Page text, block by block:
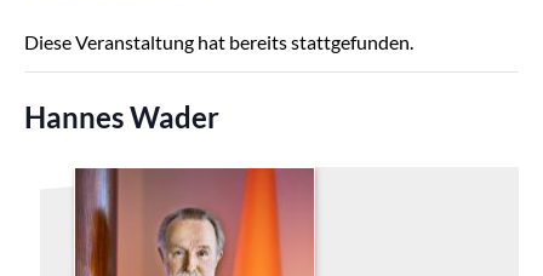
Diese Veranstaltung hat bereits stattgefunden.
Hannes Wader